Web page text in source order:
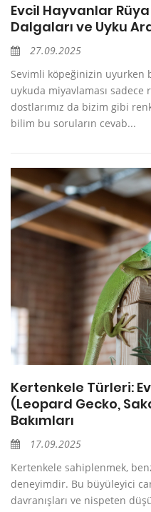
Evcil Hayvanlar
Dalgaları ve Uyku
27.09.2025
Sevimli köpeğinizin uyurken
uykuda miyavlaması sadece
dostlarımız da bizim gibi
bilim bu soruların cevab...
Kertenkele Türleri:
(Leopard Gecko,
Bakımları
17.09.2025
Kertenkele sahiplenmek,
deneyimdir. Bu büyüleyici
davranışları ve nispeten